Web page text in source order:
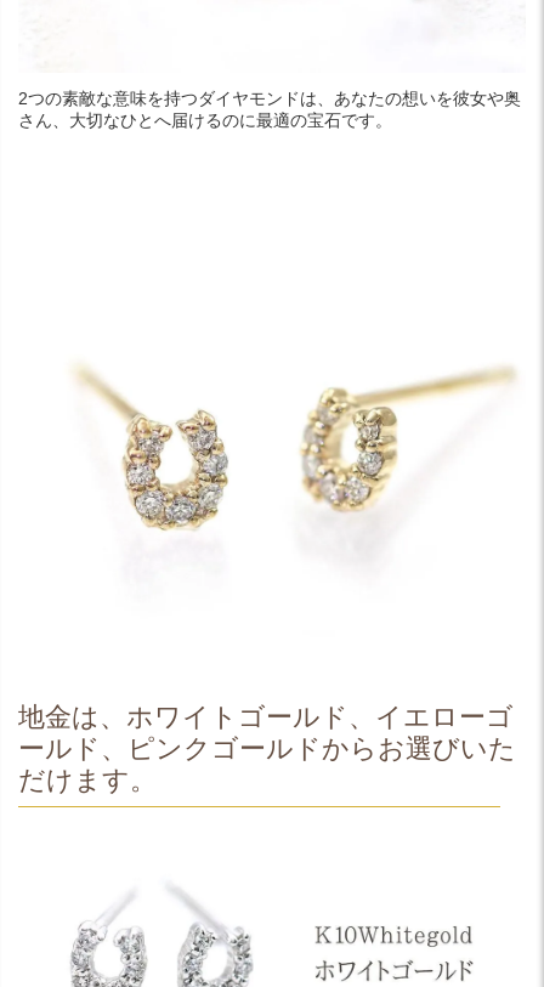
2つの素敵な意味を持つダイヤモンドは、あなたの想いを彼女や奥
さん、大切なひとへ届けるのに最適の宝石です。
地金は、ホワイトゴールド、イエローゴ
ールド、ピンクゴールドからお選びいた
だけます。